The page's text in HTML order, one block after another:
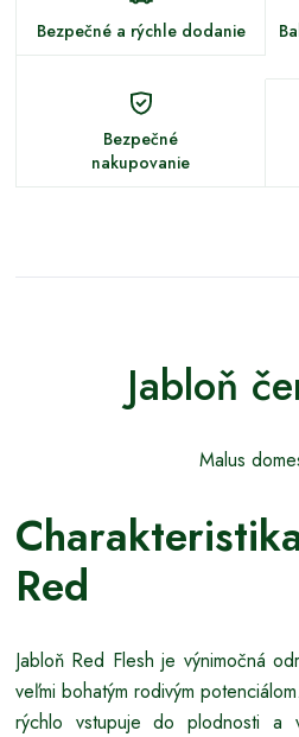
Bezpečné a rýchle dodanie
Bezpečné
nakupovanie
Jabloň
Malus
Red
Jabloň Red Flesh je výnimočná
veľmi bohatým rodivým
rýchlo vstupuje do plodnosti a